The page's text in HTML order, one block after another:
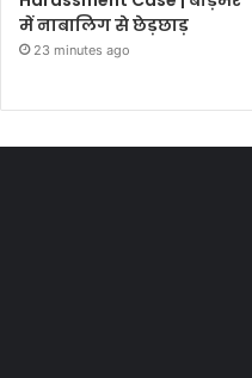
में नाबालिग से छेड़छाड़
23 minutes ago